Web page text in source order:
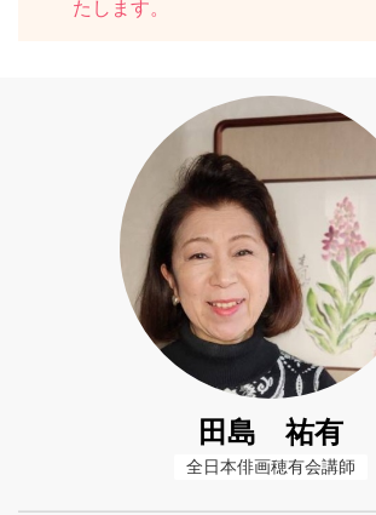
たします。
田島 祐有
全日本俳画穂有会講師